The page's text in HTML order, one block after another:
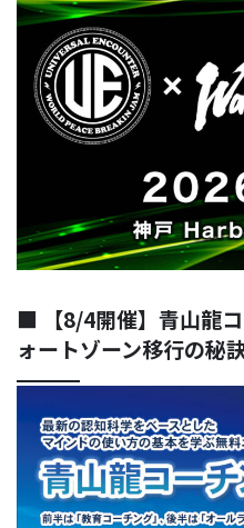
■ 【8/4開催】青山龍
ォートゾーン移行の秘訣